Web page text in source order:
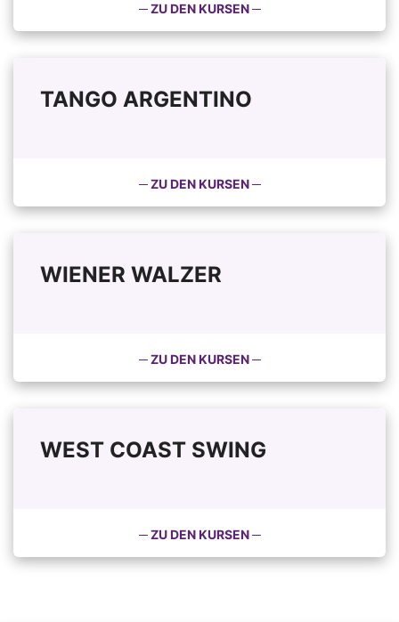
─ ZU DEN KURSEN ─
TANGO ARGENTINO
─ ZU DEN KURSEN ─
WIENER WALZER
─ ZU DEN KURSEN ─
WEST COAST SWING
─ ZU DEN KURSEN ─